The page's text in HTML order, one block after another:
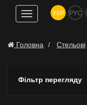
Показати
навігацію
УКР РУС
Головна Стельові
Фільтр перегляду